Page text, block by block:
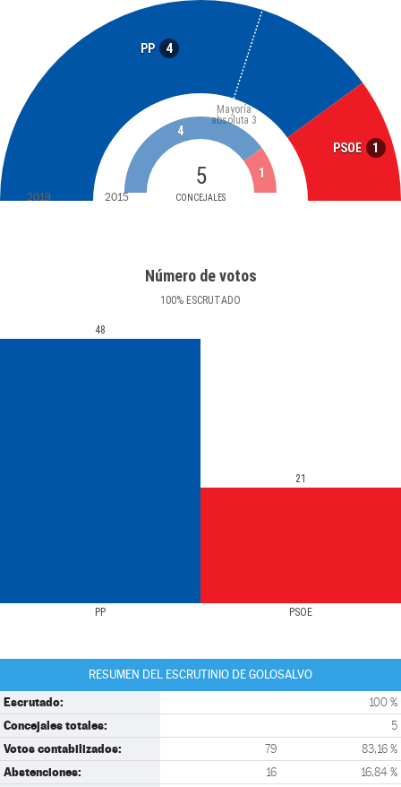
PP 4
PSOE 1
5
CONCEJALES
Mayoría
absoluta 3
4
1
2019 2015
Número de votos
100% ESCRUTADO
PP PSOE
48
21
RESUMEN DEL ESCRUTINIO DE GOLOSALVO
Escrutado: 100 %
Concejales totales: 5
Votos contabilizados: 79 83,16 %
Abstenciones: 16 16,84 %